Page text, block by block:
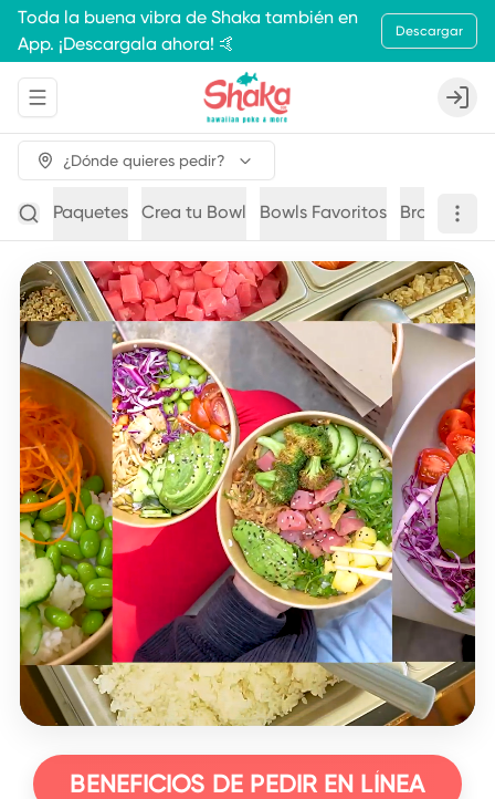
Toda la buena vibra de Shaka también en
App. ¡Descargala ahora! 🤙
Descargar
Abrir menu de navegación Login
¿Dónde quieres pedir?
Paquetes Crea tu Bowl Bowls Favoritos Brochetas
BENEFICIOS DE PEDIR EN LÍNEA